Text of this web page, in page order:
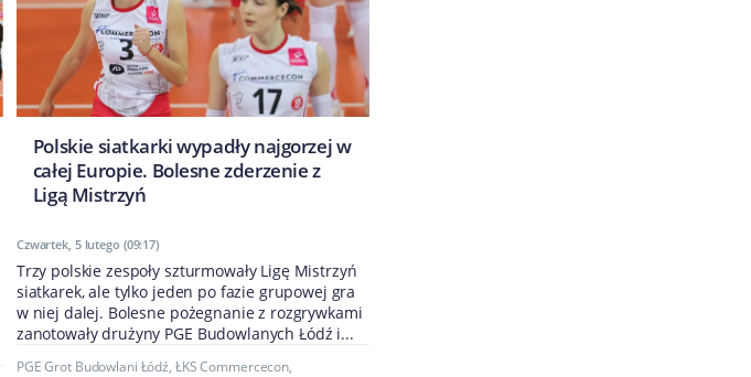
Polskie siatkarki wypadły najgorzej w
całej Europie. Bolesne zderzenie z
Ligą Mistrzyń
Czwartek, 5 lutego (09:17)
Trzy polskie zespoły szturmowały Ligę Mistrzyń
siatkarek, ale tylko jeden po fazie grupowej gra
w niej dalej. Bolesne pożegnanie z rozgrywkami
zanotowały drużyny PGE Budowlanych Łódź i...
PGE Grot Budowlani Łódź, ŁKS Commercecon,